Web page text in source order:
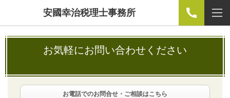
安國幸治税理士事務所
お気軽にお問い合わせください
お電話でのお問合せ・ご相談はこちら